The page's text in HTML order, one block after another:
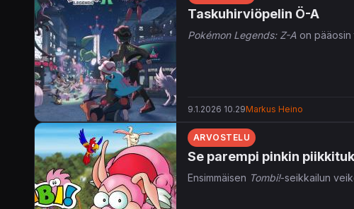
Taskuhirviöpelin Ö-A
Pokémon Legends: Z-A on pääosin
9.1.2026 10.29Markus Heino
ARVOSTELU
Se parempi pinkin
Ensimmäisen Tombi!-seikkailun